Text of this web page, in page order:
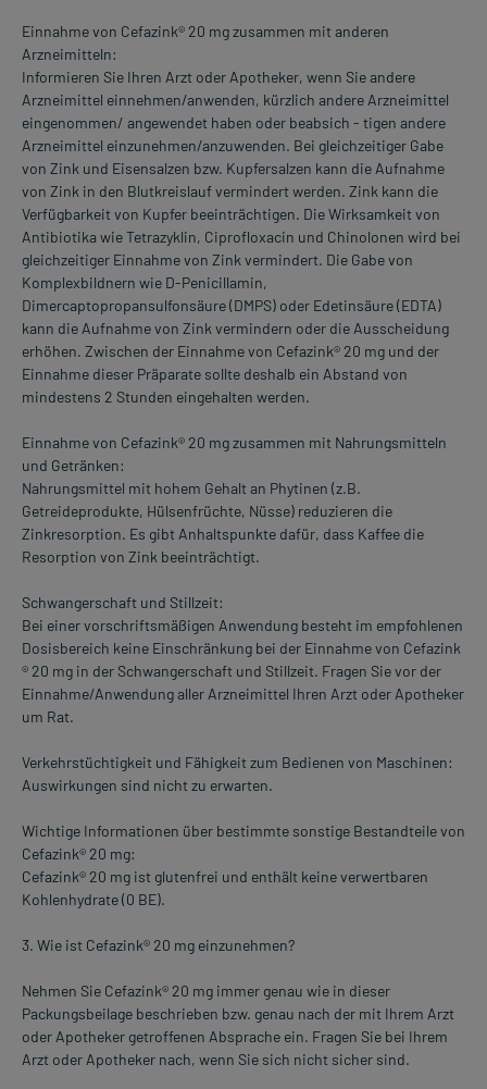
Einnahme von Cefazink® 20 mg zusammen mit anderen
Arzneimitteln:
Informieren Sie Ihren Arzt oder Apotheker, wenn Sie andere
Arzneimittel einnehmen/anwenden, kürzlich andere Arzneimittel
eingenommen/ angewendet haben oder beabsich - tigen andere
Arzneimittel einzunehmen/anzuwenden. Bei gleichzeitiger Gabe
von Zink und Eisensalzen bzw. Kupfersalzen kann die Aufnahme
von Zink in den Blutkreislauf vermindert werden. Zink kann die
Verfügbarkeit von Kupfer beeinträchtigen. Die Wirksamkeit von
Antibiotika wie Tetrazyklin, Ciprofloxacin und Chinolonen wird bei
gleichzeitiger Einnahme von Zink vermindert. Die Gabe von
Komplexbildnern wie D-Penicillamin,
Dimercaptopropansulfonsäure (DMPS) oder Edetinsäure (EDTA)
kann die Aufnahme von Zink vermindern oder die Ausscheidung
erhöhen. Zwischen der Einnahme von Cefazink® 20 mg und der
Einnahme dieser Präparate sollte deshalb ein Abstand von
mindestens 2 Stunden eingehalten werden.
Einnahme von Cefazink® 20 mg zusammen mit Nahrungsmitteln
und Getränken:
Nahrungsmittel mit hohem Gehalt an Phytinen (z.B.
Getreideprodukte, Hülsenfrüchte, Nüsse) reduzieren die
Zinkresorption. Es gibt Anhaltspunkte dafür, dass Kaffee die
Resorption von Zink beeinträchtigt.
Schwangerschaft und Stillzeit:
Bei einer vorschriftsmäßigen Anwendung besteht im empfohlenen
Dosisbereich keine Einschränkung bei der Einnahme von Cefazink
® 20 mg in der Schwangerschaft und Stillzeit. Fragen Sie vor der
Einnahme/Anwendung aller Arzneimittel Ihren Arzt oder Apotheker
um Rat.
Verkehrstüchtigkeit und Fähigkeit zum Bedienen von Maschinen:
Auswirkungen sind nicht zu erwarten.
Wichtige Informationen über bestimmte sonstige Bestandteile von
Cefazink® 20 mg:
Cefazink® 20 mg ist glutenfrei und enthält keine verwertbaren
Kohlenhydrate (0 BE).
3. Wie ist Cefazink® 20 mg einzunehmen?
Nehmen Sie Cefazink® 20 mg immer genau wie in dieser
Packungsbeilage beschrieben bzw. genau nach der mit Ihrem Arzt
oder Apotheker getroffenen Absprache ein. Fragen Sie bei Ihrem
Arzt oder Apotheker nach, wenn Sie sich nicht sicher sind.